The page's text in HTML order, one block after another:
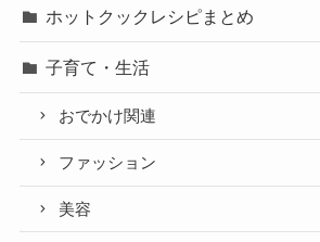
ホットクックレシピまとめ
子育て・生活
おでかけ関連
ファッション
美容